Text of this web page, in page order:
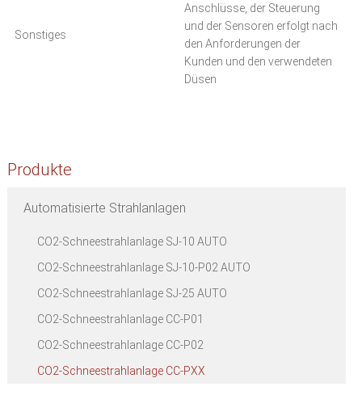
Sonstiges
Anschlüsse, der Steuerung
und der Sensoren erfolgt nach
den Anforderungen der
Kunden und den verwendeten
Düsen
Produkte
Automatisierte Strahlanlagen
CO2-Schneestrahlanlage SJ-10 AUTO
CO2-Schneestrahlanlage SJ-10-P02 AUTO
CO2-Schneestrahlanlage SJ-25 AUTO
CO2-Schneestrahlanlage CC-P01
CO2-Schneestrahlanlage CC-P02
CO2-Schneestrahlanlage CC-PXX